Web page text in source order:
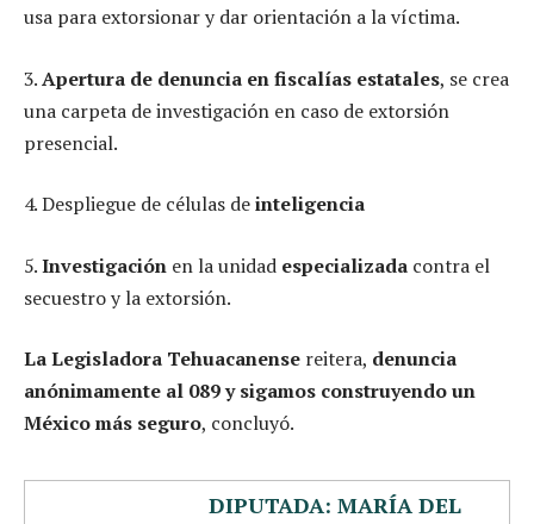
usa para extorsionar y dar orientación a la víctima.
3.Apertura de denuncia en fiscalías estatales, se crea
una carpeta de investigación en caso de extorsión
presencial.
4. Despliegue de células deinteligencia
5.Investigación en la unidad especializada contra el
secuestro y la extorsión.
La Legisladora Tehuacanense reitera, denuncia
anónimamente al 089 y sigamos construyendo un
México más seguro, concluyó.
DIPUTADA: MARÍA DEL